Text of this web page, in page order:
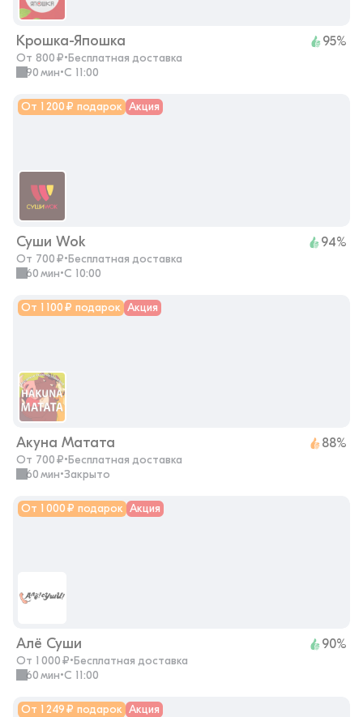
Крошка-Япошка 95%
От 800 ₽•Бесплатная доставка
90 мин• с 11:00
От 1 200 ₽ подарок Акция
Суши Wok 94%
От 700 ₽•Бесплатная доставка
60 мин• с 10:00
От 1 100 ₽ подарок Акция
Акуна Матата 88%
От 700 ₽•Бесплатная доставка
60 мин• закрыто
От 1 000 ₽ подарок Акция
Алё Суши 90%
От 1 000 ₽•Бесплатная доставка
60 мин• с 11:00
От 1 249 ₽ подарок Акция